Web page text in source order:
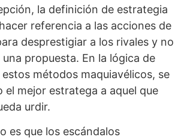
la definición de estrategia
referencia a las acciones de
desprestigiar a los rivales y no
propuesta. En la lógica de
métodos maquiavélicos, se
el mejor estratega a aquel que
urdir.
es que los escándalos